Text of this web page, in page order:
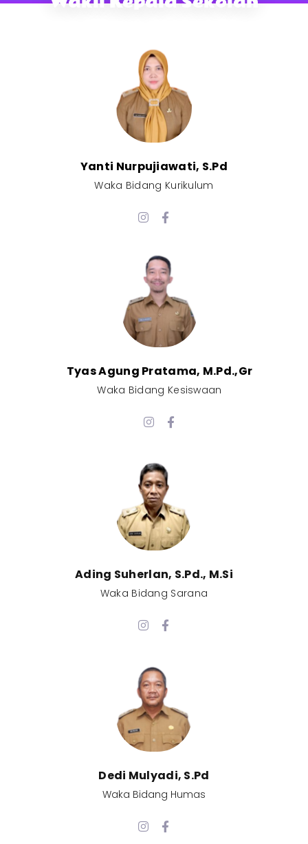
Yanti Nurpujiawati, S.Pd
Waka Bidang Kurikulum
Tyas Agung Pratama, M.Pd.,Gr​
Waka Bidang Kesiswaan​
Ading Suherlan, S.Pd., M.Si​
Waka Bidang Sarana​
Dedi Mulyadi, S.Pd​
Waka Bidang Humas